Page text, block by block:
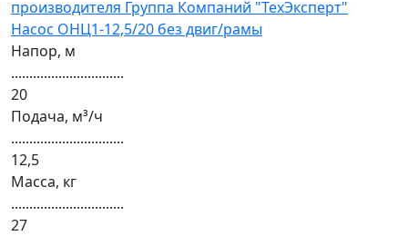
Насос ОНЦ1-12,5/20 без двиг/рамы
Напор, м
...............................
20
Подача, м³/ч
...............................
12,5
Масса, кг
...............................
27